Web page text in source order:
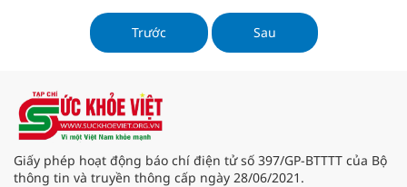
cách trở nên đặc biệt quan trọng
để phòng tránh ngộ độc trong
mùa hè...
Trước Sau
Giấy phép hoạt động báo chí điện tử số 397/GP-BTTTT của Bộ
thông tin và truyền thông cấp ngày 28/06/2021.